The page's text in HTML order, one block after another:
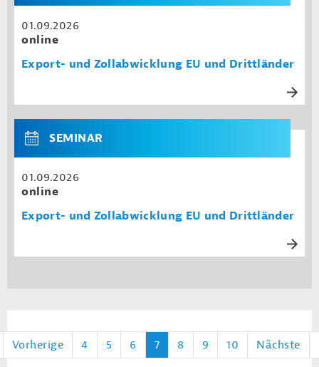
01.09.2026
online
Export- und Zollabwicklung EU und Drittländer
SEMINAR
01.09.2026
online
Export- und Zollabwicklung EU und Drittländer
Vorherige 4 5 6 7 8 9 10 Nächste